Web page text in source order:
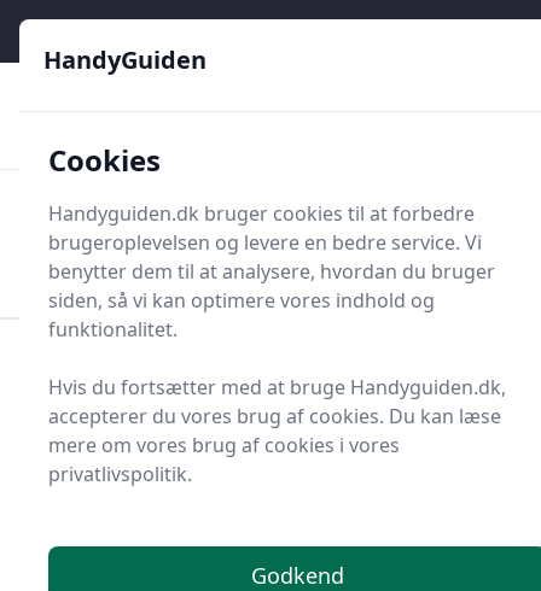
HandyGuiden
Søg nu
Søg nu
Håndværktøj
Rør og Rørværktøj Bukkeværktøj
Bedste bukkeværktøjer
2025 - sammenlign 5
produkter
HandyGuiden
Cookies
Handyguiden.dk bruger cookies til at forbedre
brugeroplevelsen og levere en bedre service. Vi
benytter dem til at analysere, hvordan du bruger
siden, så vi kan optimere vores indhold og
funktionalitet.
Hvis du fortsætter med at bruge Handyguiden.dk,
accepterer du vores brug af cookies. Du kan læse
mere om vores brug af cookies i vores
privatlivspolitik.
Godkend